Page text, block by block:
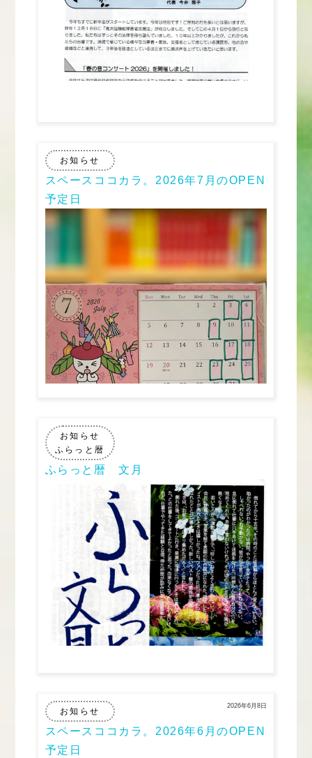
お知らせ
スペースココカラ。2026年7月のOPEN
予定日
お知らせ
ふらっと暦
ふらっと暦 文月
お知らせ
2026年6月8日
スペースココカラ。2026年6月のOPEN
予定日